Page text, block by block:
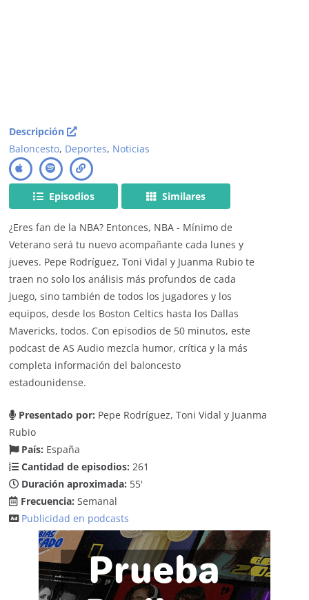
Descripción
Baloncesto, Deportes, Noticias
Episodios Similares
¿Eres fan de la NBA? Entonces, NBA - Mínimo de
Veterano será tu nuevo acompañante cada lunes y
jueves. Pepe Rodríguez, Toni Vidal y Juanma Rubio te
traen no solo los análisis más profundos de cada
juego, sino también de todos los jugadores y los
equipos, desde los Boston Celtics hasta los Dallas
Mavericks, todos. Con episodios de 50 minutos, este
podcast de AS Audio mezcla humor, crítica y la más
completa información del baloncesto
estadounidense.
Presentado por: Pepe Rodríguez, Toni Vidal y Juanma
Rubio
País: España
Cantidad de episodios: 261
Duración aproximada: 55'
Frecuencia: Semanal
Publicidad en podcasts